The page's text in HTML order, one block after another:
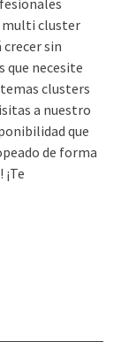
multi cluster
sin
que necesite
clusters
a nuestro
que
de forma